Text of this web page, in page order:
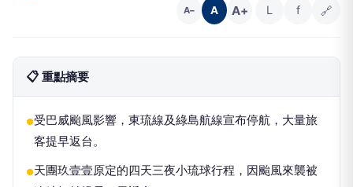
A− A A+ L f 🔗
📋 重點摘要
●受巴威颱風影響，東琉線及綠島航線宣布停航，大量旅
客提早返台。
●天團玖壹壹原定的四天三夜小琉球行程，因颱風來襲被